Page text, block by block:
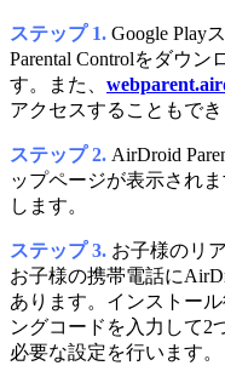
ステップ 1. Google Play
Parental Controlをダウ
す。また、
アクセスすることもでき
ステップ 2. AirDroid
ップページが表示され
します。
ステップ 3. お子様のリ
お子様の携帯電話に
あります。インストー
ングコードを入力して2
必要な設定を行います。